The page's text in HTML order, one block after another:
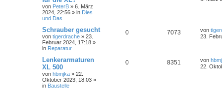
von PeterB » 6. März
2024, 22:56 » in Dies
und Das
Schrauber gesucht
von tigerdrache » 23.
Februar 2024, 17:18 »
in Reparatur
0 7073 von
23.
Lenkerarmaturen
XL 500
von hbmjka » 22.
Oktober 2023, 18:03 »
in Baustelle
0 8351 von
22.